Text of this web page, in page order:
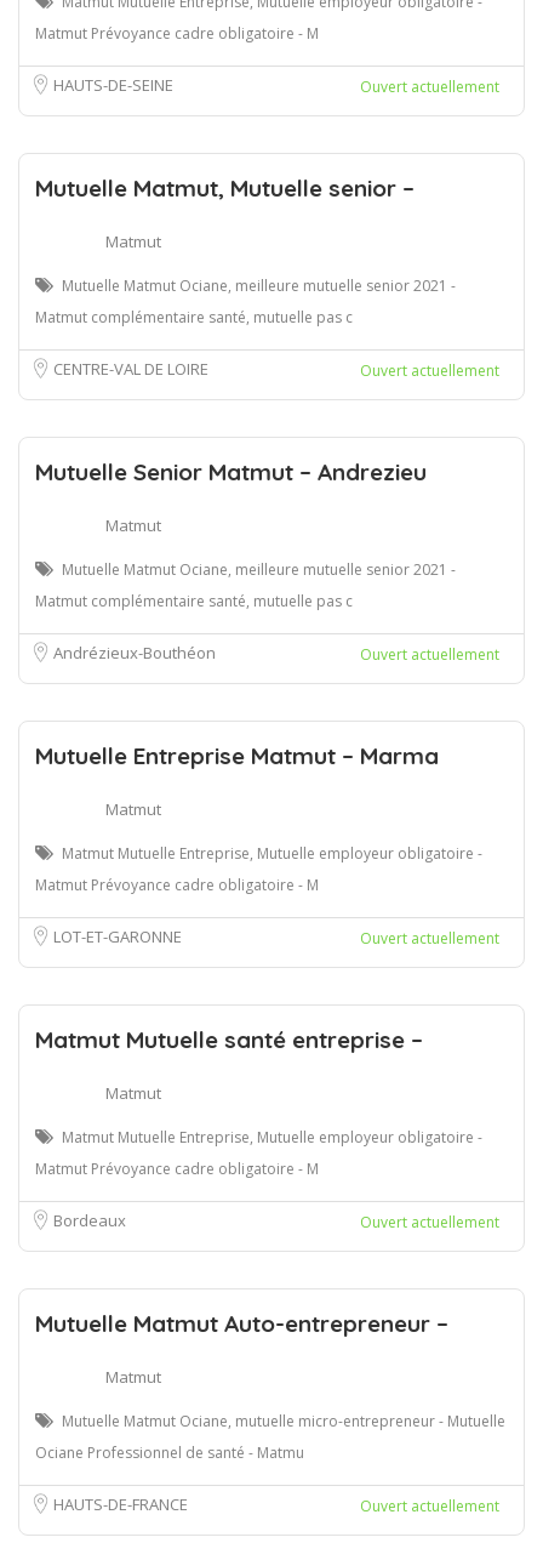
Matmut Prévoyance cadre obligatoire - M
HAUTS-DE-SEINE Ouvert actuellement
Mutuelle Matmut, Mutuelle senior –
Matmut
Mutuelle Matmut Ociane, meilleure mutuelle senior 2021 -
Matmut complémentaire santé, mutuelle pas c
CENTRE-VAL DE LOIRE Ouvert actuellement
Mutuelle Senior Matmut – Andrezieu
Matmut
Mutuelle Matmut Ociane, meilleure mutuelle senior 2021 -
Matmut complémentaire santé, mutuelle pas c
Andrézieux-Bouthéon Ouvert actuellement
Mutuelle Entreprise Matmut – Marma
Matmut
Matmut Mutuelle Entreprise, Mutuelle employeur obligatoire -
Matmut Prévoyance cadre obligatoire - M
LOT-ET-GARONNE Ouvert actuellement
Matmut Mutuelle santé entreprise –
Matmut
Matmut Mutuelle Entreprise, Mutuelle employeur obligatoire -
Matmut Prévoyance cadre obligatoire - M
Bordeaux Ouvert actuellement
Mutuelle Matmut Auto-entrepreneur –
Matmut
Mutuelle Matmut Ociane, mutuelle micro-entrepreneur - Mutuelle
Ociane Professionnel de santé - Matmu
HAUTS-DE-FRANCE Ouvert actuellement